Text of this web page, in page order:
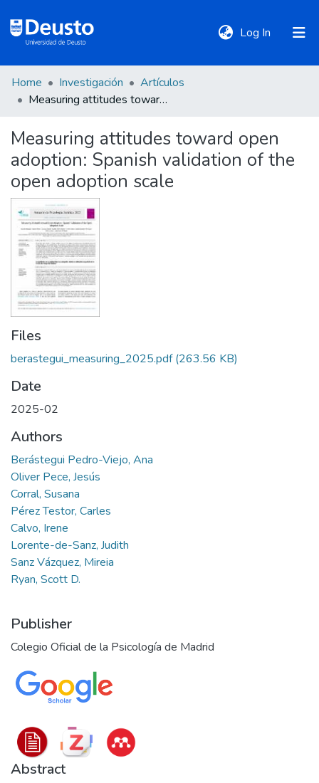
Log In (current)
DeustoTeka
Communities
&
Collections
All of DSpace
Statistics
Policies
Home Investigación
Artículos
Measuring attitudes toward open adoption: Spanish validation of the open adoption scale
Measuring attitudes toward open
adoption: Spanish validation of the
open adoption scale
Files
berastegui_measuring_2025.pdf(263.56 KB)
Date
2025-02
Authors
Berástegui Pedro-Viejo, Ana
Oliver Pece, Jesús
Corral, Susana
Pérez Testor, Carles
Calvo, Irene
Lorente-de-Sanz, Judith
Sanz Vázquez, Mireia
Ryan, Scott D.
Publisher
Colegio Oficial de la Psicología de Madrid
Abstract